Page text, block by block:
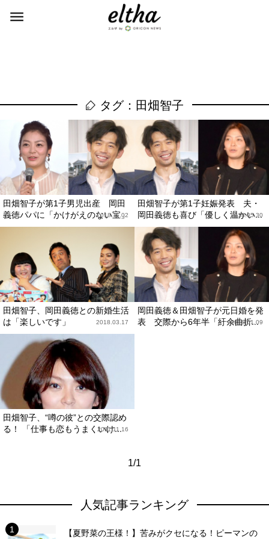
タグ：田畑智子
田畑智子が第1子男児出産 岡田
義徳パパに「かけがえのない宝」
2018.11.02
田畑智子が第1子妊娠発表 夫・
岡田義徳も喜び「優しく温かい...
2018.05.30
田畑智子、岡田義徳との新婚生活
は「楽しいです」
2018.03.17
岡田義徳＆田畑智子が元日婚を発
表 交際から6年半「紆余曲折...
2018.01.09
田畑智子、“噂の彼”との交際認め
る！ 「仕事も恋もうまくいけ...
2011.11.16
1/1
人気記事ランキング
【夏野菜の王様！】苦みがクセになる！ピーマンの